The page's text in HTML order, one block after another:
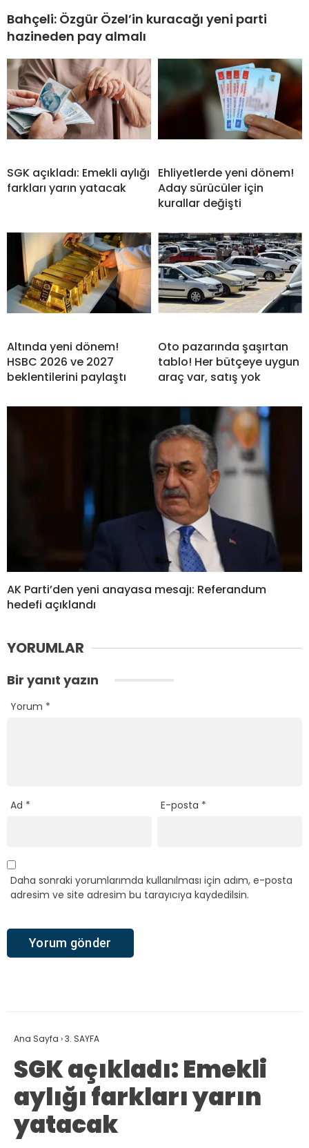
Bahçeli: Özgür Özel’in kuracağı yeni parti
hazineden pay almalı
SGK açıkladı: Emekli aylığı
farkları yarın yatacak
Ehliyetlerde yeni dönem!
Aday sürücüler için
kurallar değişti
Altında yeni dönem!
HSBC 2026 ve 2027
beklentilerini paylaştı
Oto pazarında şaşırtan
tablo! Her bütçeye uygun
araç var, satış yok
AK Parti’den yeni anayasa mesajı: Referandum
hedefi açıklandı
YORUMLAR
Bir yanıt yazın
Yorum *
Ad * E-posta *
Daha sonraki yorumlarımda kullanılması için adım, e-posta
adresim ve site adresim bu tarayıcıya kaydedilsin.
Ana Sayfa ›3. SAYFA
SGK açıkladı: Emekli
aylığı farkları yarın
yatacak